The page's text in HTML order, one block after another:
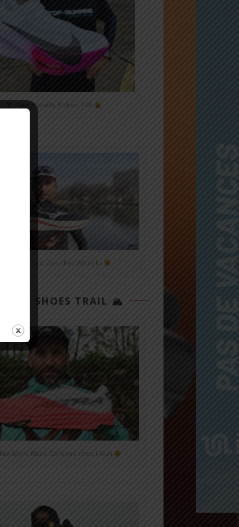
Nike Alphafly 3 chez T4R
Mizuno Neo Zen chez Alltricks
TOP 3 SHOES TRAIL 🏔
Mont Blanc Carbone chez i-Run